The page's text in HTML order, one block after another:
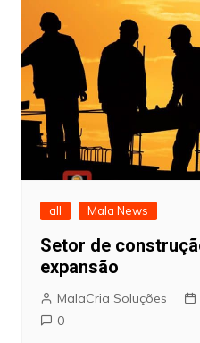
all Mala News
Setor de
expansão
MalaCria Soluções
0